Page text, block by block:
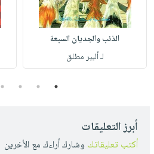
الذئب والجديان السبعة
لـ ألبير مطلق
1
2
3
4
أبرز التعليقات
أكتب تعليقاتك وشارك أراءك مع الأخرين